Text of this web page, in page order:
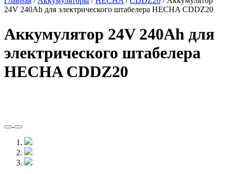
24V 240Ah для электрического штабелера HECHA CDDZ20
Аккумулятор 24V 240Ah для
электрического штабелера
HECHA CDDZ20